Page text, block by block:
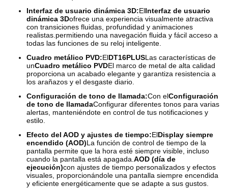
Interfaz de usuario dinámica 3D:ElInterfaz de usuario
dinámica 3Dofrece una experiencia visualmente atractiva
con transiciones fluidas, profundidad y animaciones
realistas.permitiendo una navegación fluida y fácil acceso a
todas las funciones de su reloj inteligente.
Cuadro metálico PVD:ElDT16PLUSLas características de
unCuadro metálico PVDEl marco de metal de alta calidad
proporciona un acabado elegante y garantiza resistencia a
los arañazos y el desgaste diario.
Configuración de tono de llamada:Con elConfiguración
de tono de llamadaConfigurar diferentes tonos para varias
alertas, manteniéndote en control de tus notificaciones y
estilo.
Efecto del AOD y ajustes de tiempo:ElDisplay siempre
encendido (AOD)La función de control de tiempo de la
pantalla permite que la hora esté siempre visible, incluso
cuando la pantalla está apagada. AOD (día de
ejecución)con ajustes de tiempo personalizados y efectos
visuales, proporcionándole una pantalla siempre encendida
y eficiente energéticamente que se adapte a sus gustos.